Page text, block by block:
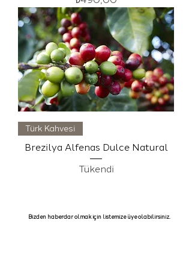
Türk Kahvesi
Brezilya Alfenas Dulce Natural
Tükendi
Bizden haberdar olmak için listemize üye olabilirsiniz.